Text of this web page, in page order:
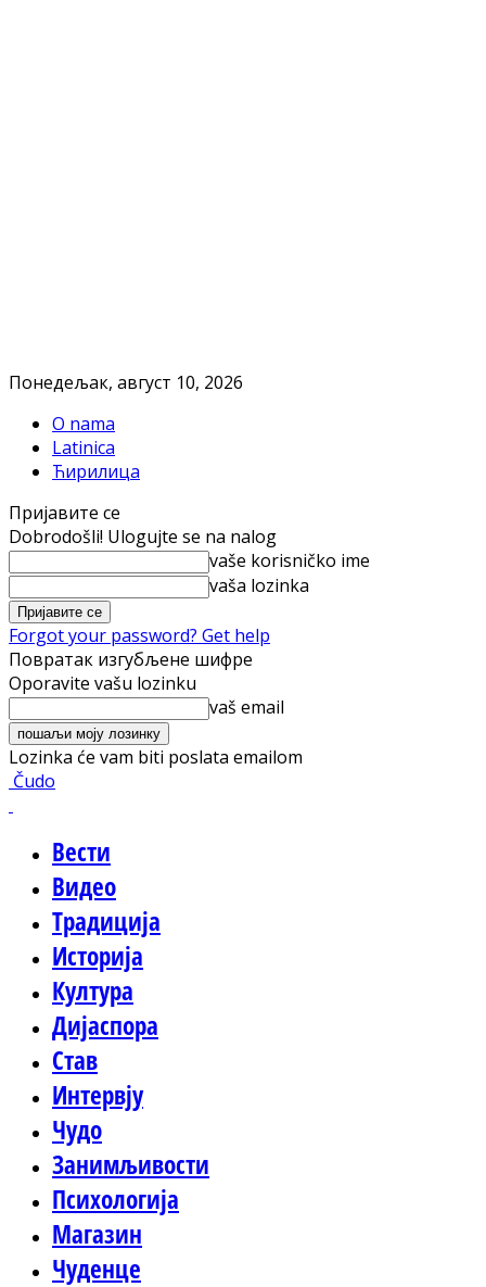
Понедељак, август 10, 2026
O nama
Latinica
Ћирилица
Пријавите се
Dobrodošli! Ulogujte se na nalog
vaše korisničko ime
vaša lozinka
Forgot your password? Get help
Повратак изгубљене шифре
Oporavite vašu lozinku
vaš email
Lozinka će vam biti poslata emailom
Čudo
Вести
Видео
Традиција
Историја
Култура
Дијаспора
Став
Интервју
Чудо
Занимљивости
Психологија
Магазин
Чуденце